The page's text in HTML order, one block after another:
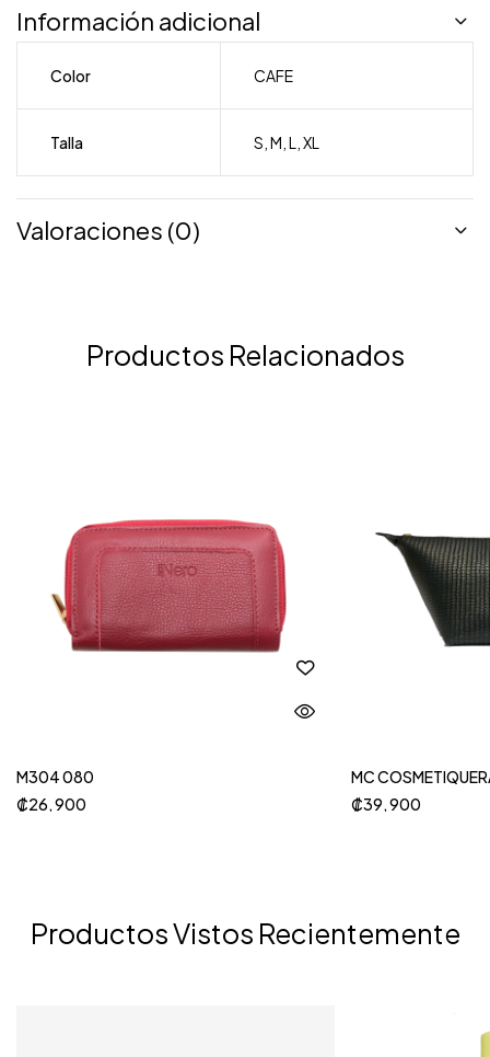
Información adicional
Color CAFE
Talla S M L XL
Valoraciones (0)
Productos Relacionados
M304 080
₡26, 900
MC
₡39, 900
Productos Vistos Recientemente